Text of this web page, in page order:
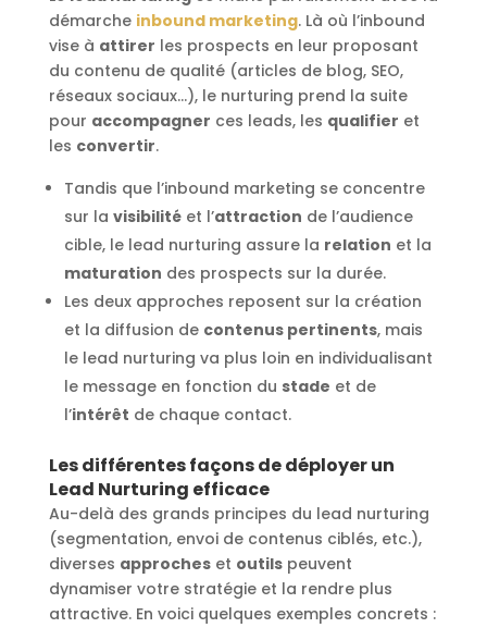
démarche inbound marketing. Là où l’inbound
vise à attirer les prospects en leur proposant
du contenu de qualité (articles de blog, SEO,
réseaux sociaux…), le nurturing prend la suite
pour accompagner ces leads, les qualifier et
les convertir.
Tandis que l’inbound marketing se concentre
sur la visibilitéet l’attraction de l’audience
cible, le lead nurturing assure la relation et la
maturation des prospects sur la durée.
Les deux approches reposent sur la création
et la diffusion de contenus pertinents, mais
le lead nurturing va plus loin en individualisant
le message en fonction du stade et de
l’intérêt de chaque contact.
Les différentes façons de déployer un
Lead Nurturing efficace
Au-delà des grands principes du lead nurturing
(segmentation, envoi de contenus ciblés, etc.),
diverses approcheset outilspeuvent
dynamiser votre stratégie et la rendre plus
attractive. En voici quelques exemples concrets :